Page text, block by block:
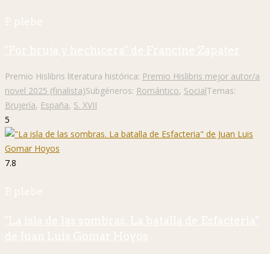
P. plebe
"Por bruja y hechicera" de Francine Zapater
Premio Hislibris literatura histórica: Premio Hislibris mejor autor/a
novel 2025 (finalista)Subgéneros: Romántico, SocialTemas:
Brujería, España, S. XVII
5
7.8
P. plebe
"La isla de las sombras. La batalla de Esfacteria"
de Juan Luis Gomar Hoyos